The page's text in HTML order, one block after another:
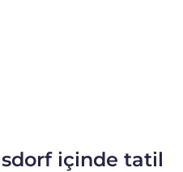
içinde tatil